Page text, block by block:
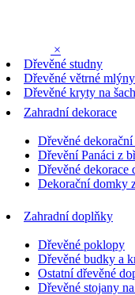
×
Dřevěné studny
Dřevěné větrné mlýny
Dřevěné kryty na
Zahradní dekorace
Dřevěné
Dřevění Panáci z
Dřevěné dekorace
Dekorační domky
Zahradní doplňky
Dřevěné poklopy
Dřevěné budky a
Ostatní dřevěné
Dřevěné stojany